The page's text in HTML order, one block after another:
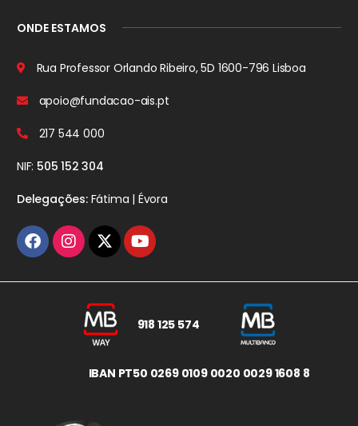
ONDE ESTAMOS
Rua Professor Orlando Ribeiro, 5D 1600-796 Lisboa
apoio@fundacao-ais.pt
217 544 000
NIF: 505 152 304
Delegações:Fátima | Évora
918 125 574
IBAN PT50 0269 0109 0020 0029 1608 8